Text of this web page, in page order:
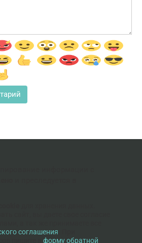
соглашения
форму обратной